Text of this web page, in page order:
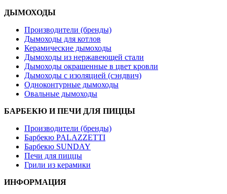
ДЫМОХОДЫ
Производители (бренды)
Дымоходы для котлов
Керамические дымоходы
Дымоходы из нержавеющей стали
Дымоходы окрашенные в цвет кровли
Дымоходы с изоляцией (сэндвич)
Одноконтурные дымоходы
Овальные дымоходы
БАРБЕКЮ И ПЕЧИ ДЛЯ ПИЦЦЫ
Производители (бренды)
Барбекю PALAZZETTI
Барбекю SUNDAY
Печи для пиццы
Грили из керамики
ИНФОРМАЦИЯ